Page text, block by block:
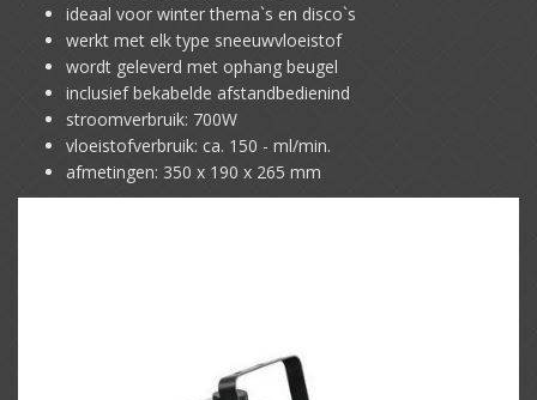
ideaal voor winter thema`s en disco`s
werkt met elk type sneeuwvloeistof
wordt geleverd met ophang beugel
inclusief bekabelde afstandbedienind
stroomverbruik: 700W
vloeistofverbruik: ca. 150 - ml/min.
afmetingen: 350 x 190 x 265 mm